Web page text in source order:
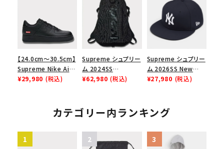
メゾンマルジェラボッ
クスロゴTシャツ ホ
ワイト 白
Low AF1 シュプリー
ムグッドイナフ ナイキ
エアフォース１スニー
カー シューズ ホワイ
【24.0cm～30.5cm】
Supreme Nike Air
Force 1 Low シュプ
ューズ ブラック
¥29,980 (税込)
Supreme シュプリー
ム 2024SS
Backpack バックパッ
¥62,980 (税込)
Supreme シュプリー
ム 2026SS New
York Yankees New
エラ キャップ ネイビ
ー
¥27,980 (税込)
カテゴリー内ランキング